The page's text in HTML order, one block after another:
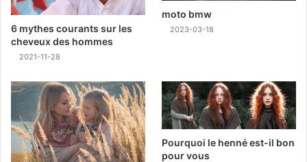
6 mythes courants sur les
cheveux des hommes
2021-11-28
moto bmw
2023-03-18
Pourquoi le henné est-il bon
pour vous